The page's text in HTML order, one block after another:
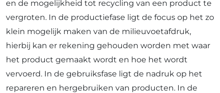
en de mogelijkheid tot recycling van een product te
vergroten. In de productiefase ligt de focus op het zo
klein mogelijk maken van de milieuvoetafdruk,
hierbij kan er rekening gehouden worden met waar
het product gemaakt wordt en hoe het wordt
vervoerd. In de gebruiksfase ligt de nadruk op het
repareren en hergebruiken van producten. In de